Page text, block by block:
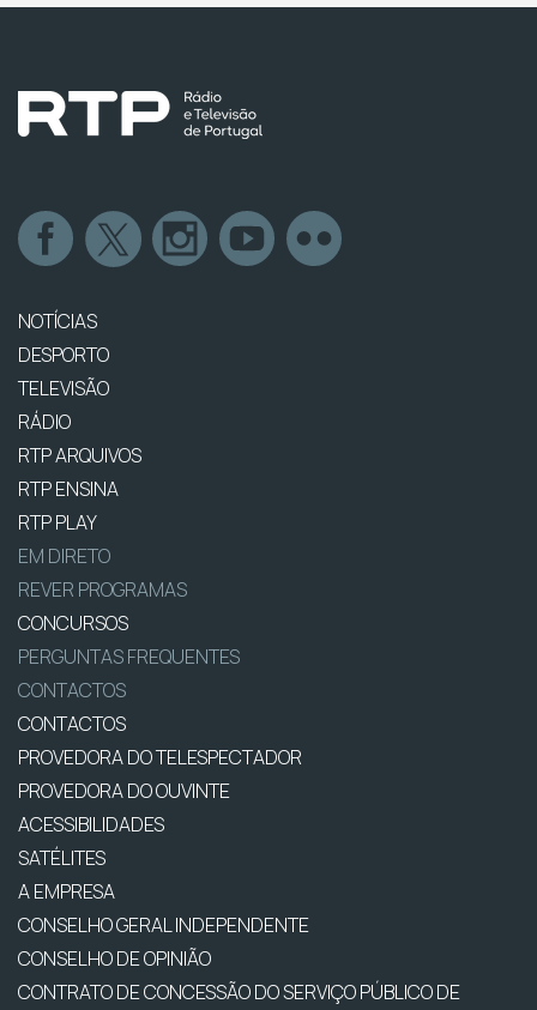
NOTÍCIAS
DESPORTO
TELEVISÃO
RÁDIO
RTP ARQUIVOS
RTP ENSINA
RTP PLAY
EM DIRETO
REVER PROGRAMAS
CONCURSOS
PERGUNTAS FREQUENTES
CONTACTOS
CONTACTOS
PROVEDORA DO TELESPECTADOR
PROVEDORA DO OUVINTE
ACESSIBILIDADES
SATÉLITES
A EMPRESA
CONSELHO GERAL INDEPENDENTE
CONSELHO DE OPINIÃO
CONTRATO DE CONCESSÃO DO SERVIÇO PÚBLICO DE